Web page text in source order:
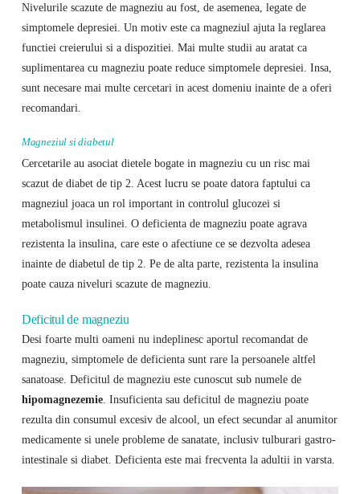
Nivelurile scazute de magneziu au fost, de asemenea, legate de
simptomele depresiei. Un motiv este ca magneziul ajuta la reglarea
functiei creierului si a dispozitiei. Mai multe studii au aratat ca
suplimentarea cu magneziu poate reduce simptomele depresiei. Insa,
sunt necesare mai multe cercetari in acest domeniu inainte de a oferi
recomandari.
Magneziul si diabetul
Cercetarile au asociat dietele bogate in magneziu cu un risc mai
scazut de diabet de tip 2. Acest lucru se poate datora faptului ca
magneziul joaca un rol important in controlul glucozei si
metabolismul insulinei. O deficienta de magneziu poate agrava
rezistenta la insulina, care este o afectiune ce se dezvolta adesea
inainte de diabetul de tip 2. Pe de alta parte, rezistenta la insulina
poate cauza niveluri scazute de magneziu.
Deficitul de magneziu
Desi foarte multi oameni nu indeplinesc aportul recomandat de
magneziu, simptomele de deficienta sunt rare la persoanele altfel
sanatoase. Deficitul de magneziu este cunoscut sub numele de
hipomagnezemie. Insuficienta sau deficitul de magneziu poate
rezulta din consumul excesiv de alcool, un efect secundar al anumitor
medicamente si unele probleme de sanatate, inclusiv tulburari gastro-
intestinale si diabet. Deficienta este mai frecventa la adultii in varsta.